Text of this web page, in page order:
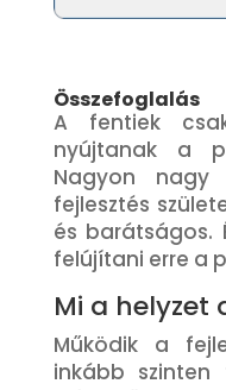
Összefoglalás
A fentiek
nyújtanak a
Nagyon
fejlesztés
és barátságos.
felújítani erre a
Mi a helyzet
Működik a
inkább